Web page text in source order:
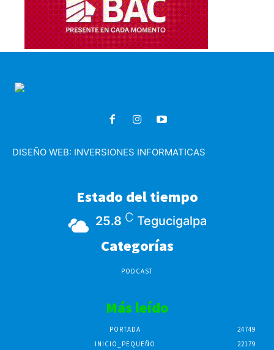
DISEÑO WEB: INVERSIONES INFORMATICAS
Estado del tiempo
25.8 C Tegucigalpa
Categorías
PODCAST
Más leído
PORTADA
24749
INICIO_PEQUEÑO
22179